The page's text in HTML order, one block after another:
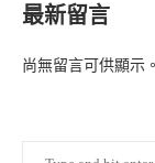
最新留言
尚無留言可供顯示。